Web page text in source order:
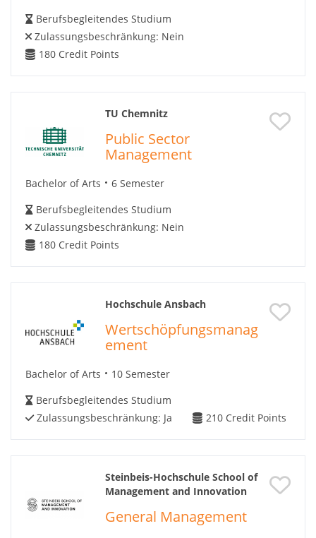
Berufsbegleitendes Studium
Zulassungsbeschränkung: Nein
180 Credit Points
TU Chemnitz
Public Sector
Management
Bachelor of Arts
6 Semester
Berufsbegleitendes Studium
Zulassungsbeschränkung: Nein
180 Credit Points
Hochschule Ansbach
Wertschöpfungsmanag
ement
Bachelor of Arts
10 Semester
Berufsbegleitendes Studium
Zulassungsbeschränkung: Ja 210 Credit Points
Steinbeis-Hochschule School of
Management and Innovation
General Management